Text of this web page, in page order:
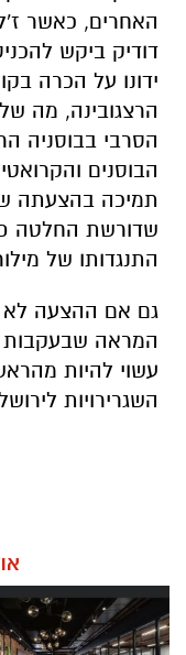
האחרים, כאשר
דודיק ביקש
ידונו על הכרה
הרצגובינה, מה
הבוסנים
תמיכה בהצעתה
שדורשת החלטה
התנגדותו של
גם אם ההצעה לא
המראה שבעקבות
עשוי להיות
השגרירויות